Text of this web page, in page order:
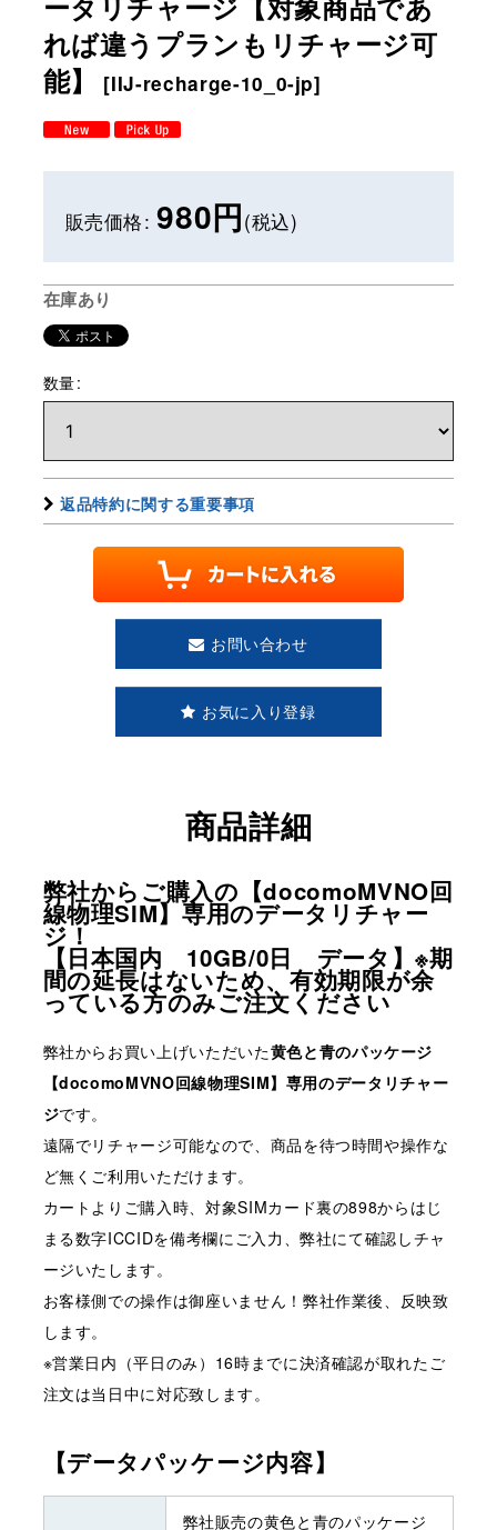
れば違うプランもリチャージ可
能】
[IIJ-recharge-10_0-jp]
販売価格: 980円(税込)
在庫あり
数量:
返品特約に関する重要事項
お問い合わせ
お気に入り登録
商品詳細
弊社からご購入の【docomoMVNO回
線物理SIM】専用のデータリチャー
ジ！
【日本国内 10GB/0日 データ】※期
間の延長はないため、有効期限が余
っている方のみご注文ください
弊社からお買い上げいただいた黄色と青のパッケージ
【docomoMVNO回線物理SIM】専用のデータリチャー
ジです。
遠隔でリチャージ可能なので、商品を待つ時間や操作な
ど無くご利用いただけます。
カートよりご購入時、対象SIMカード裏の898からはじ
まる数字ICCIDを備考欄にご入力、弊社にて確認しチャ
ージいたします。
お客様側での操作は御座いません！弊社作業後、反映致
します。
※営業日内（平日のみ）16時までに決済確認が取れたご
注文は当日中に対応致します。
【データパッケージ内容】
弊社販売の黄色と青のパッケージ